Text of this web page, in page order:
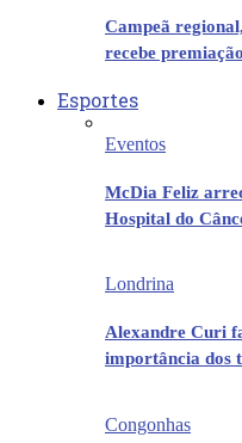
Campeã
recebe
Esportes
Eventos
McDia Feliz
Hospital do
Londrina
Alexandre Curi
importância dos
Congonhas